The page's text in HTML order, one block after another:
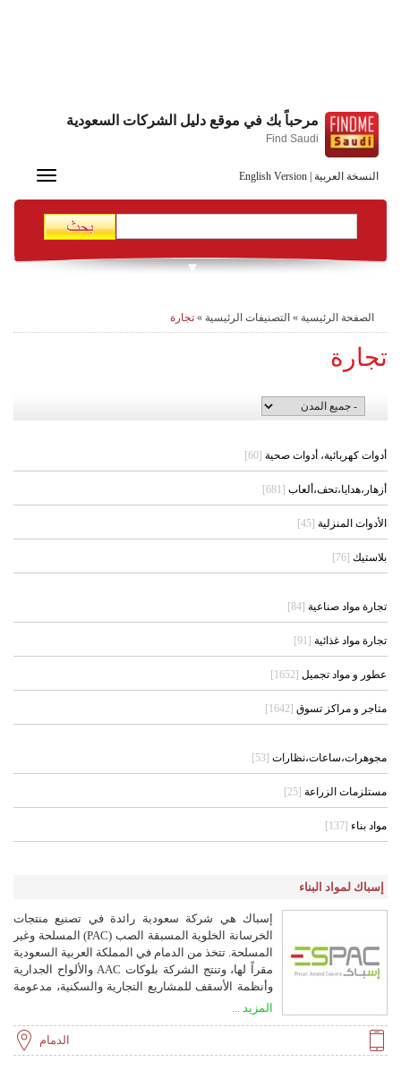
النسخة العربية English Version
مرحباً بك في موقع دليل الشركات السعودية
Find Saudi
Toggle
الصفحة الرئيسية » التصنيفات الرئيسية » تجارة
تجارة
أدوات كهربائية، أدوات صحية [60]
أزهار،هدايا،تحف،ألعاب [681]
الأدوات المنزلية [45]
بلاستيك [76]
تجارة مواد صناعية [84]
تجارة مواد غذائية [91]
عطور و مواد تجميل [1652]
متاجر و مراكز تسوق [1642]
مجوهرات،ساعات،نظارات [53]
مستلزمات الزراعة [25]
مواد بناء [137]
إسباك لمواد البناء
إسباك هي شركة سعودية رائدة في تصنيع منتجات
الخرسانة الخلوية المسبقة الصب (PAC) المسلحة وغير
المسلحة. تتخذ من الدمام في المملكة العربية السعودية
مقراً لها، وتنتج الشركة بلوكات AAC والألواح الجدارية
وأنظمة الأسقف للمشاريع التجارية والسكنية، مدعومة
بخبرة هندسية متقدمة ودعم فني موثوق.
المزيد ...
الدمام